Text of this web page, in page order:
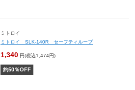
ミトロイ
ミトロイ SLK-140R セーフティループ
1,340 円(税込1,474円)
約50％OFF